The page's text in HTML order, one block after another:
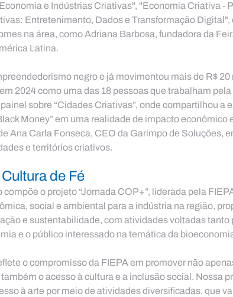
e Indústrias Criativas", "Economia Criativa -
Entretenimento, Dados e Transformação Digital",
na área, como Adriana Barbosa, fundadora da
Latina.
negro e já movimentou mais de R$ 20
2024 como uma das 18 pessoas que trabalham
sobre “Cidades Criativas”, onde compartilhou a
Money” em uma realidade de impacto econômico
Ana Carla Fonseca, CEO da Garimpo de Soluções,
e territórios criativos.
de Fé
o projeto “Jornada COP+”, liderada pela
social e ambiental para a indústria na região,
e sustentabilidade, com atividades voltadas tanto
e o público interessado na temática da
o compromisso da FIEPA em promover não
o acesso à cultura e a inclusão social. Nossa
à arte por meio de atividades diversificadas, que